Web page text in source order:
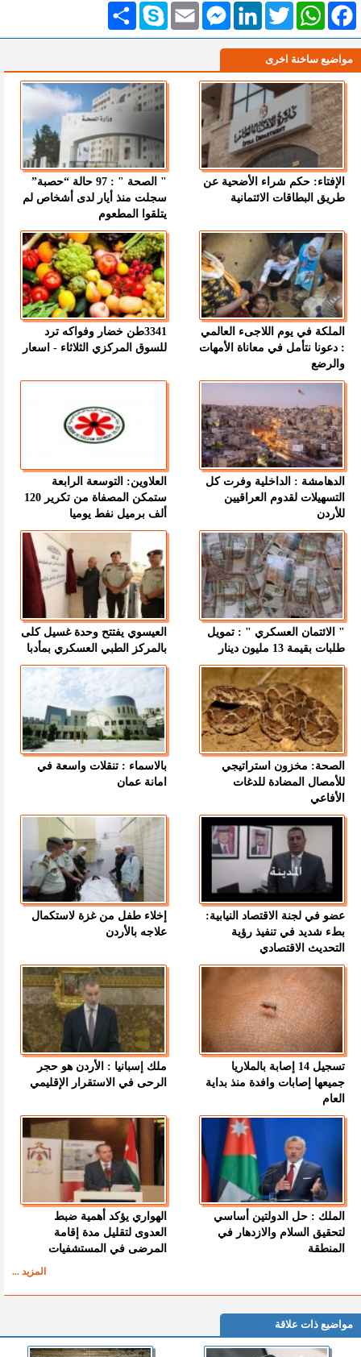
انشر Skype Email
MessengerLinkedInTwitterWhatsAppFacebook
مواضيع ساخنة اخرى
الإفتاء: حكم شراء الأضحية عن
طريق البطاقات الائتمانية
" الصحة " : 97 حالة “حصبة”
سجلت منذ أيار لدى أشخاص لم
يتلقوا المطعوم
الملكة في يوم اللاجىء العالمي
: دعونا نتأمل في معاناة الأمهات
والرضع
3341طن خضار وفواكه ترد
للسوق المركزي الثلاثاء - اسعار
الدهامشة : الداخلية وفرت كل
التسهيلات لقدوم العراقيين
للأردن
العلاوين: التوسعة الرابعة
ستمكن المصفاة من تكرير 120
ألف برميل نفط يوميا
" الائتمان العسكري " : تمويل
طلبات بقيمة 13 مليون دينار
العيسوي يفتتح وحدة غسيل كلى
بالمركز الطبي العسكري بمأدبا
الصحة: مخزون استراتيجي
للأمصال المضادة للدغات
الأفاعي
بالاسماء : تنقلات واسعة في
امانة عمان
عضو في لجنة الاقتصاد النيابية:
بطء شديد في تنفيذ رؤية
التحديث الاقتصادي
إخلاء طفل من غزة لاستكمال
علاجه بالأردن
تسجيل 14 إصابة بالملاريا
جميعها إصابات وافدة منذ بداية
العام
ملك إسبانيا : الأردن هو حجر
الرحى في الاستقرار الإقليمي
الملك : حل الدولتين أساسي
لتحقيق السلام والازدهار في
المنطقة
الهواري يؤكد أهمية ضبط
العدوى لتقليل مدة إقامة
المرضى في المستشفيات
المزيد ...
مواضيع ذات علاقة